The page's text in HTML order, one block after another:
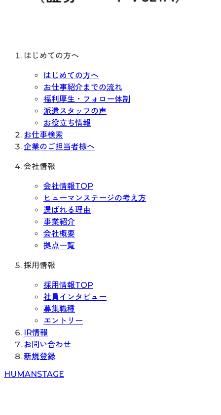
はじめての方へ
はじめての方へ
お仕事紹介までの流れ
福利厚生・フォロー体制
派遣スタッフの声
お役立ち情報
お仕事検索
企業のご担当者様へ
会社情報
会社情報TOP
ヒューマンステージの考え方
選ばれる理由
事業紹介
会社概要
拠点一覧
採用情報
採用情報TOP
社員インタビュー
募集職種
エントリー
IR情報
お問い合わせ
新規登録
HUMANSTAGE